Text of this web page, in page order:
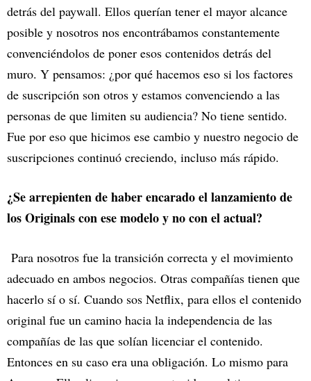
detrás del paywall. Ellos querían tener el mayor alcance
posible y nosotros nos encontrábamos constantemente
convenciéndolos de poner esos contenidos detrás del
muro. Y pensamos: ¿por qué hacemos eso si los factores
de suscripción son otros y estamos convenciendo a las
personas de que limiten su audiencia? No tiene sentido.
Fue por eso que hicimos ese cambio y nuestro negocio de
suscripciones continuó creciendo, incluso más rápido.
¿Se arrepienten de haber encarado el lanzamiento de
los Originals con ese modelo y no con el actual?
Para nosotros fue la transición correcta y el movimiento
adecuado en ambos negocios. Otras compañías tienen que
hacerlo sí o sí. Cuando sos Netflix, para ellos el contenido
original fue un camino hacia la independencia de las
compañías de las que solían licenciar el contenido.
Entonces en su caso era una obligación. Lo mismo para